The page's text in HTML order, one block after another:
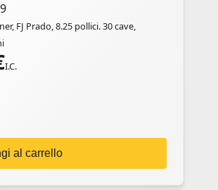
FJ Prado, 8.25 pollici. 30 cave,
I.C.
al carrello